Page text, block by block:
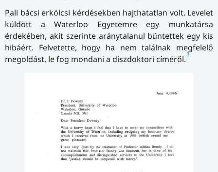
Pali bácsi erkölcsi kérdésekben hajthatatlan volt. Levelet
küldött a Waterloo Egyetemre egy munkatársa
érdekében, akit szerinte aránytalanul büntettek egy kis
hibáért. Felvetette, hogy ha nem találnak megfelelő
megoldást, le fog mondani a díszdoktori címéről.3